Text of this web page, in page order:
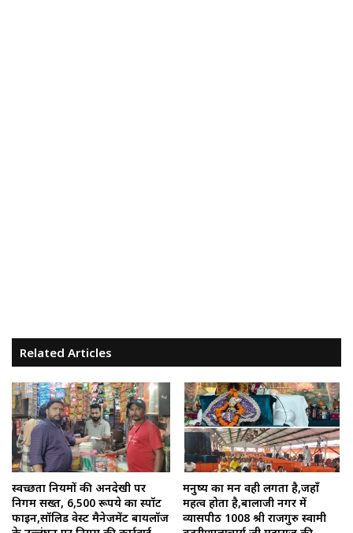
Related Articles
स्वच्छता नियमों की अनदेखी पर
निगम सख्त, 6,500 रूपये का स्पॉट
फाइन,सॉलिड वेस्ट मैनेजमेंट बायलॉज
मनुष्य का मन वही लगता है,जहाँ
महत्व होता है,बालाजी नगर में
व्यासपीठ 1008 श्री राजगुरु स्वामी